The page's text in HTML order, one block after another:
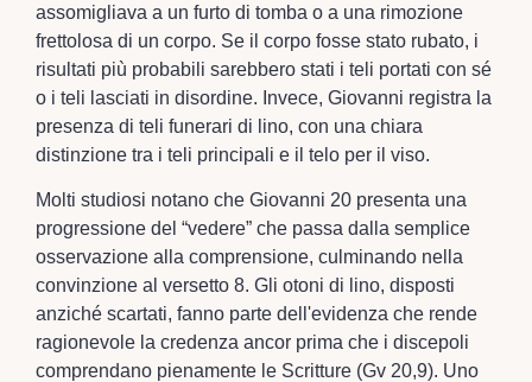
assomigliava a un furto di tomba o a una rimozione
frettolosa di un corpo. Se il corpo fosse stato rubato, i
risultati più probabili sarebbero stati i teli portati con sé
o i teli lasciati in disordine. Invece, Giovanni registra la
presenza di teli funerari di lino, con una chiara
distinzione tra i teli principali e il telo per il viso.
Molti studiosi notano che Giovanni 20 presenta una
progressione del “vedere” che passa dalla semplice
osservazione alla comprensione, culminando nella
convinzione al versetto 8. Gli otoni di lino, disposti
anziché scartati, fanno parte dell'evidenza che rende
ragionevole la credenza ancor prima che i discepoli
comprendano pienamente le Scritture (Gv 20,9). Uno